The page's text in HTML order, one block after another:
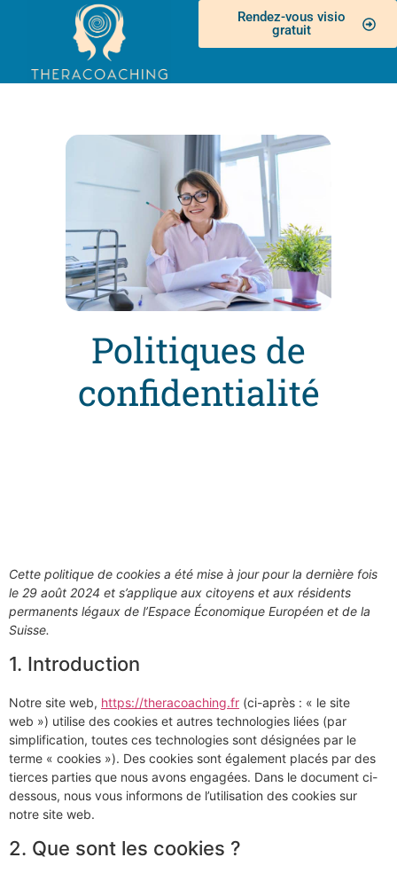
Rendez-vous visio
gratuit
Politiques de
confidentialité
Cette politique de cookies a été mise à jour pour la dernière fois
le 29 août 2024 et s’applique aux citoyens et aux résidents
permanents légaux de l’Espace Économique Européen et de la
Suisse.
1. Introduction
Notre site web, https://theracoaching.fr (ci-après : « le site
web ») utilise des cookies et autres technologies liées (par
simplification, toutes ces technologies sont désignées par le
terme « cookies »). Des cookies sont également placés par des
tierces parties que nous avons engagées. Dans le document ci-
dessous, nous vous informons de l’utilisation des cookies sur
notre site web.
2. Que sont les cookies ?